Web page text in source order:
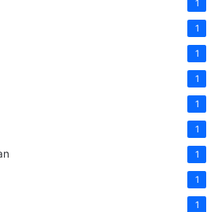
1
1
1
1
1
1
1
1
1